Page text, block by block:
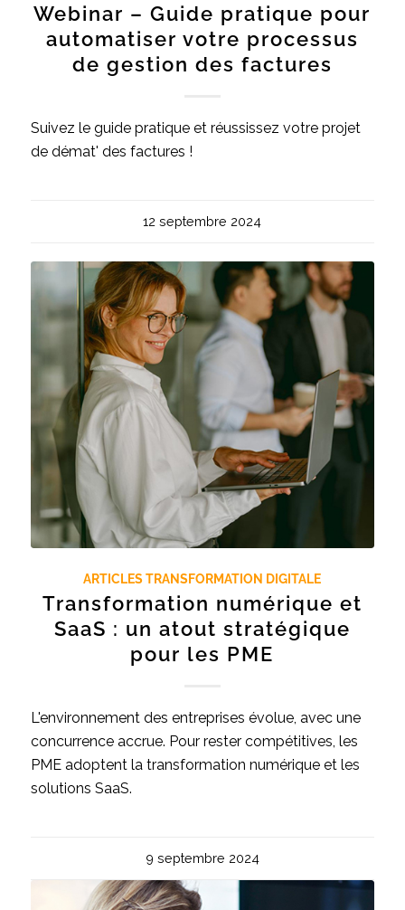
Webinar – Guide pratique pour
automatiser votre processus
de gestion des factures
Suivez le guide pratique et réussissez votre projet
de démat' des factures !
12 septembre 2024
ARTICLES TRANSFORMATION DIGITALE
Transformation numérique et
SaaS : un atout stratégique
pour les PME
L'environnement des entreprises évolue, avec une
concurrence accrue. Pour rester compétitives, les
PME adoptent la transformation numérique et les
solutions SaaS.
9 septembre 2024